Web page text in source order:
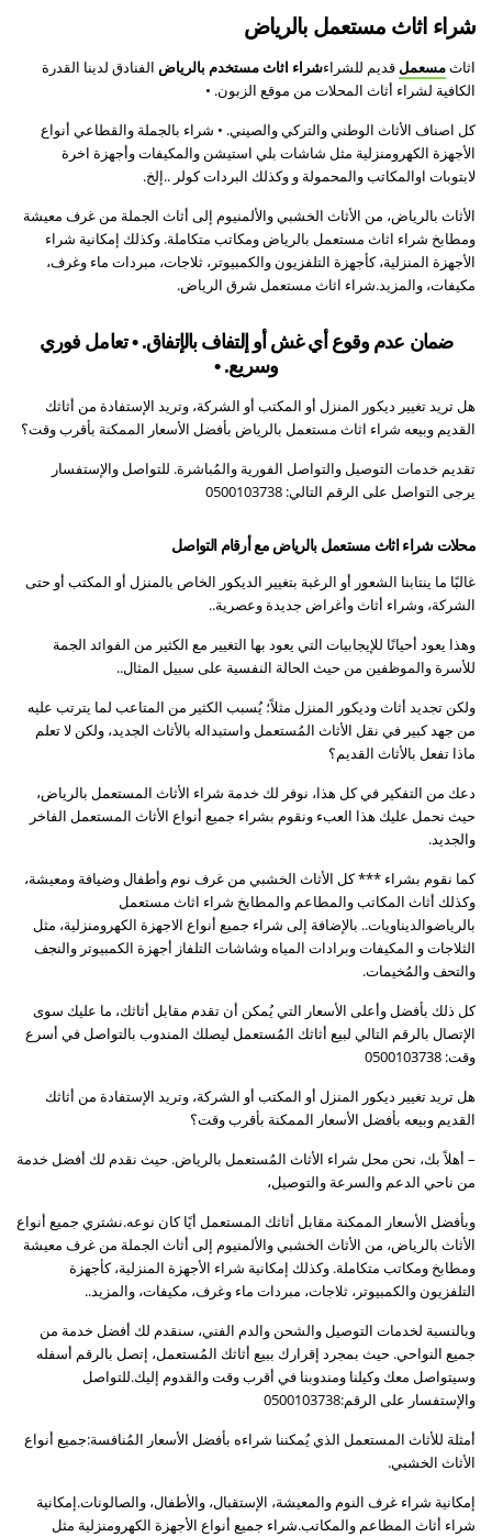
شراء اثاث مستعمل بالرياض
اثاثمسعمل قديم للشراءشراء اثاث مستخدم بالرياض الفنادق لدينا القدرة
الكافية لشراء أثاث المحلات من موقع الزبون. •
كل اصناف الأثاث الوطني والتركي والصيني. • شراء بالجملة والقطاعي أنواع
الأجهزة الكهرومنزلية مثل شاشات بلي استيشن والمكيفات وأجهزة اخرة
لابتوبات اوالمكاتب والمحمولة و وكذلك البردات كولر ..إلخ.
الأثاث بالرياض، من الأثاث الخشبي والألمنيوم إلى أثاث الجملة من غرف معيشة
ومطابخ شراء اثاث مستعمل بالرياض ومكاتب متكاملة. وكذلك إمكانية شراء
الأجهزة المنزلية، كأجهزة التلفزيون والكمبيوتر، ثلاجات، مبردات ماء وغرف،
مكيفات، والمزيد.شراء اثاث مستعمل شرق الرياض.
ضمان عدم وقوع أي غش أو إلتفاف بالإتفاق. • تعامل فوري
وسريع. •
هل تريد تغيير ديكور المنزل أو المكتب أو الشركة، وتريد الإستفادة من أثاثك
القديم وبيعه شراء اثاث مستعمل بالرياض بأفضل الأسعار الممكنة بأقرب وقت؟
تقديم خدمات التوصيل والتواصل الفورية والمُباشرة. للتواصل والإستفسار
يرجى التواصل على الرقم التالي: 0500103738
محلات شراء اثاث مستعمل بالرياض مع أرقام التواصل
غالبًا ما ينتابنا الشعور أو الرغبة بتغيير الديكور الخاص بالمنزل أو المكتب أو حتى
الشركة، وشراء أثاث وأغراض جديدة وعصرية..
وهذا يعود أحيانًا للإيجابيات التي يعود بها التغيير مع الكثير من الفوائد الجمة
للأسرة والموظفين من حيث الحالة النفسية على سبيل المثال..
ولكن تجديد أثاث وديكور المنزل مثلاً؛ يُسبب الكثير من المتاعب لما يترتب عليه
من جهد كبير في نقل الأثاث المُستعمل واستبداله بالأثاث الجديد، ولكن لا تعلم
ماذا تفعل بالأثاث القديم؟
دعك من التفكير في كل هذا، نوفر لك خدمة شراء الأثاث المستعمل بالرياض،
حيث نحمل عليك هذا العبء ونقوم بشراء جميع أنواع الأثاث المستعمل الفاخر
والجديد.
كما نقوم بشراء *** كل الأثاث الخشبي من غرف نوم وأطفال وضيافة ومعيشة،
وكذلك أثاث المكاتب والمطاعم والمطابخ شراء اثاث مستعمل
بالرياضوالديناويات.. بالإضافة إلى شراء جميع أنواع الاجهزة الكهرومنزلية، مثل
الثلاجات و المكيفات وبرادات المياه وشاشات التلفاز أجهزة الكمبيوتر والنجف
والتحف والمُخيمات.
كل ذلك بأفضل وأعلى الأسعار التي يُمكن أن تقدم مقابل أثاثك، ما عليك سوى
الإتصال بالرقم التالي لبيع أثاثك المُستعمل ليصلك المندوب بالتواصل في أسرع
وقت: 0500103738
هل تريد تغيير ديكور المنزل أو المكتب أو الشركة، وتريد الإستفادة من أثاثك
القديم وبيعه بأفضل الأسعار الممكنة بأقرب وقت؟
– أهلاً بك، نحن محل شراء الأثاث المُستعمل بالرياض. حيث نقدم لك أفضل خدمة
من ناحي الدعم والسرعة والتوصيل،
وبأفضل الأسعار الممكنة مقابل أثاثك المستعمل أيًا كان نوعه.نشتري جميع أنواع
الأثاث بالرياض، من الأثاث الخشبي والألمنيوم إلى أثاث الجملة من غرف معيشة
ومطابخ ومكاتب متكاملة. وكذلك إمكانية شراء الأجهزة المنزلية، كأجهزة
التلفزيون والكمبيوتر، ثلاجات، مبردات ماء وغرف، مكيفات، والمزيد..
وبالنسبة لخدمات التوصيل والشحن والدم الفني، سنقدم لك أفضل خدمة من
جميع النواحي. حيث بمجرد إقرارك ببيع أثاثك المُستعمل، إتصل بالرقم أسفله
وسيتواصل معك وكيلنا ومندوبنا في أقرب وقت والقدوم إليك.للتواصل
والإستفسار على الرقم:0500103738
أمثلة للأثاث المستعمل الذي يُمكننا شراءه بأفضل الأسعار المُنافسة:جميع أنواع
الأثاث الخشبي.
إمكانية شراء غرف النوم والمعيشة، الإستقبال، والأطفال، والصالونات.إمكانية
شراء أثاث المطاعم والمكاتب.شراء جميع أنواع الأجهزة الكهرومنزلية مثل